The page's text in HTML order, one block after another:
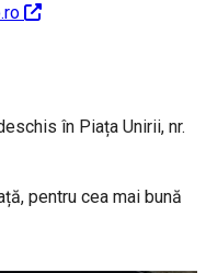
în Piața Unirii, nr.
pentru cea mai bună